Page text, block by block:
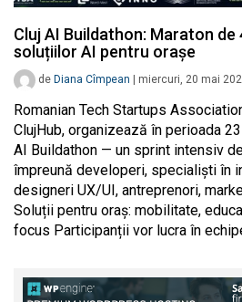
Cluj AI Buildathon: Maraton
soluțiilor AI pentru orașe
de Diana Cîmpean miercuri, 20 mai
Romanian Tech Startups
ClujHub, organizează în perioada
AI Buildathon — un sprint intensiv
împreună developeri, specialiști în
designeri UX/UI, antreprenori,
Soluții pentru oraș: mobilitate,
focus Participanții vor lucra în